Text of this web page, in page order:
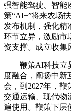
强智能驾驶、智能
策“AI+”将来农场
发布机制，强化精
环节立异，激励市
资支撑。成立收集
鞭策AI科技立异
度融合，阐扬中新
会，到2027年，鞭
交通运输、现代物
遍使用。鞭策下层